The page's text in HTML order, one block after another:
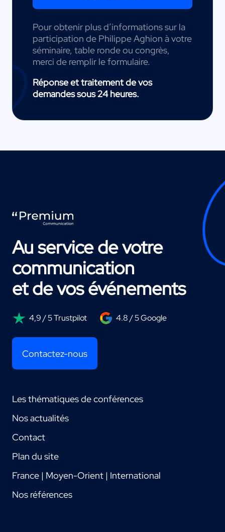
Pour obtenir plus d’informations sur la
participation de Philippe Aghion à votre
séminaire, table ronde ou congrès,
merci de remplir le formulaire.
Réponse et traitement de vos
demandes sous 24 heures.
Au service de votre
communication
et de vos événements
4,9 / 5 Trustpilot 4.8 / 5 Google
Contactez-nous
Les thématiques de conférences
Nos actualités
Contact
Plan du site
France | Moyen-Orient | International
Nos références